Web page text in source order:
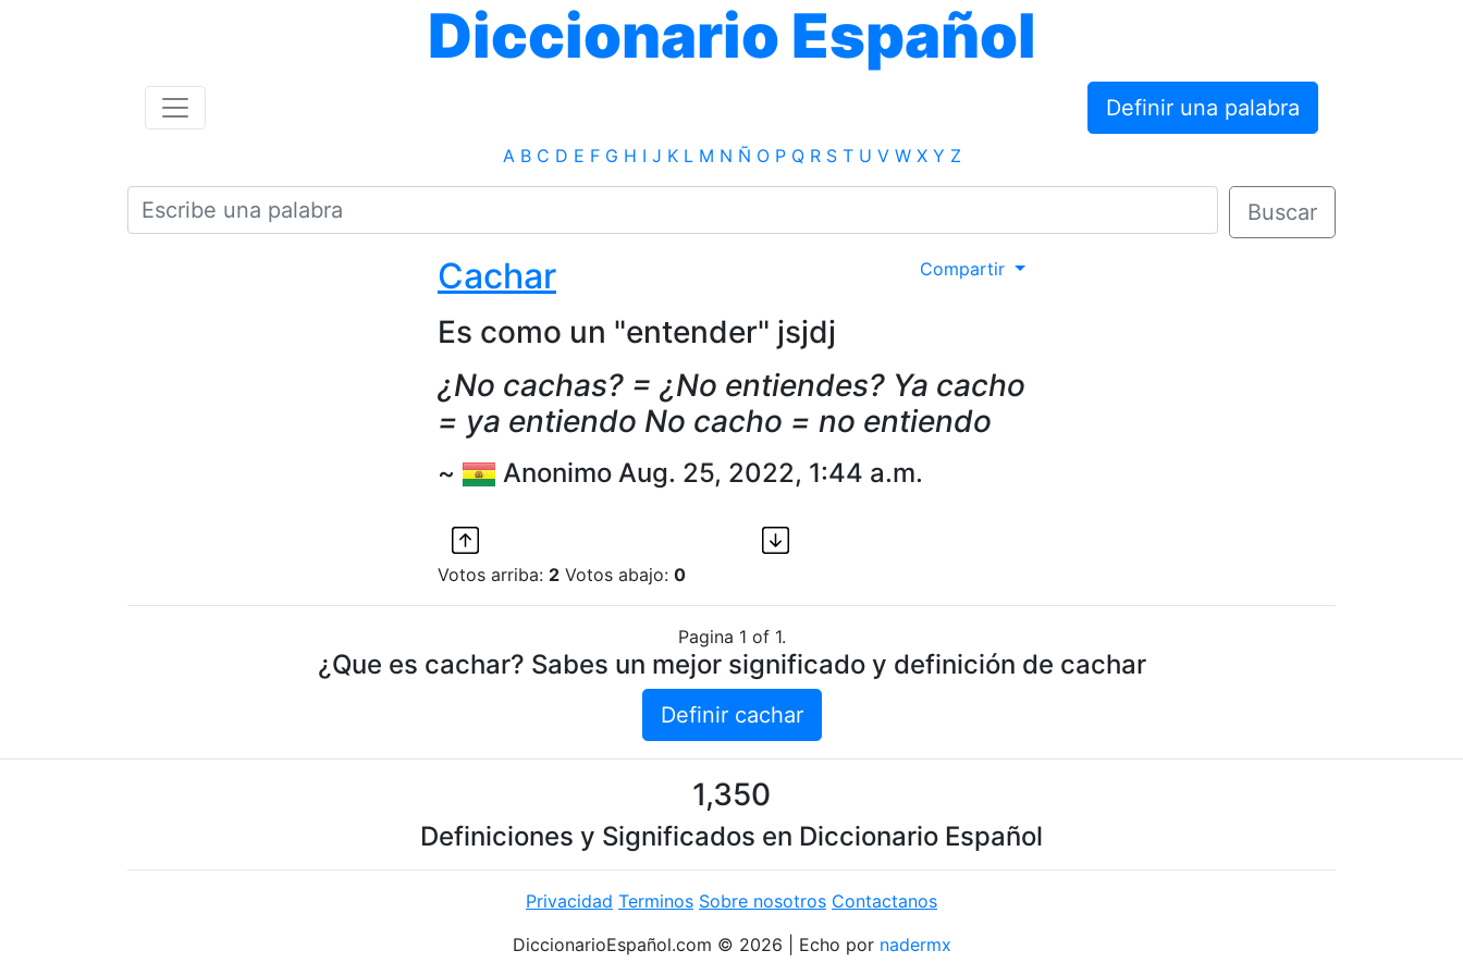
Diccionario Español
Definir una palabra
A B C D E F G H I J K L M N Ñ O P Q R S T U V W X Y Z
Buscar
Compartir
Cachar
Es como un "entender" jsjdj
¿No cachas? = ¿No entiendes? Ya cacho
= ya entiendo No cacho = no entiendo
~ Anonimo Aug. 25, 2022, 1:44 a.m.
Votos arriba: 2 Votos abajo: 0
Pagina 1 of 1.
¿Que es cachar? Sabes un mejor significado y definición de cachar
Definir cachar
1,350
Definiciones y Significados en Diccionario Español
Privacidad Terminos Sobre nosotros Contactanos
DiccionarioEspañol.com © 2026 | Echo por nadermx